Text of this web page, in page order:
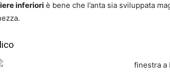
inferiori è bene che l’anta sia sviluppata